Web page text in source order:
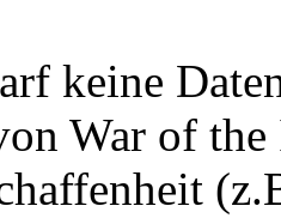
keine
War of